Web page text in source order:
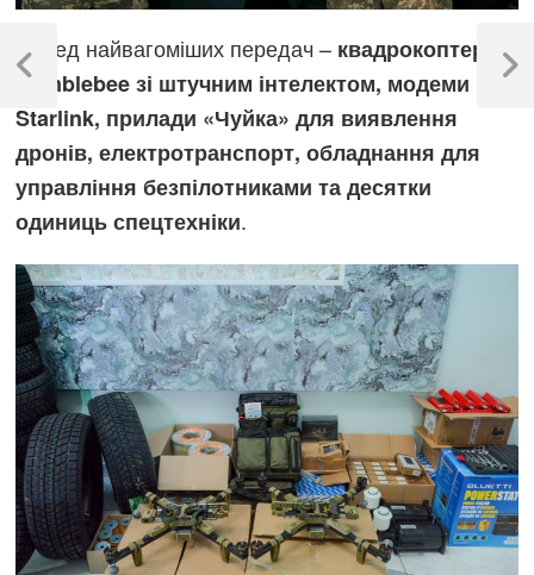
Серед найвагоміших передач – квадрокоптери
Bamblebee зі штучним інтелектом, модеми
Starlink, прилади «Чуйка» для виявлення
дронів, електротранспорт, обладнання для
управління безпілотниками та десятки
одиниць спецтехніки.
Навігація
записів
Previous
Next